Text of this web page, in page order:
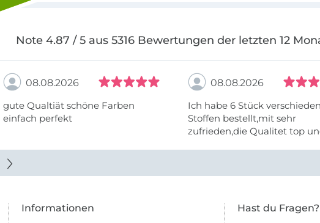
Note 4.87 / 5 aus 5316 Bewertungen der letzten 12
08.08.2026
gute Qualtiät schöne Farben
einfach perfekt
08.08.2026
Ich habe 6 Stück
Stoffen bestellt,mit sehr
zufrieden,die Qualitet top
Informationen
Hast du Fragen?